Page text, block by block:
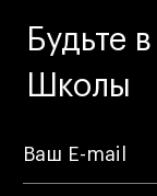
Будьте
Школы